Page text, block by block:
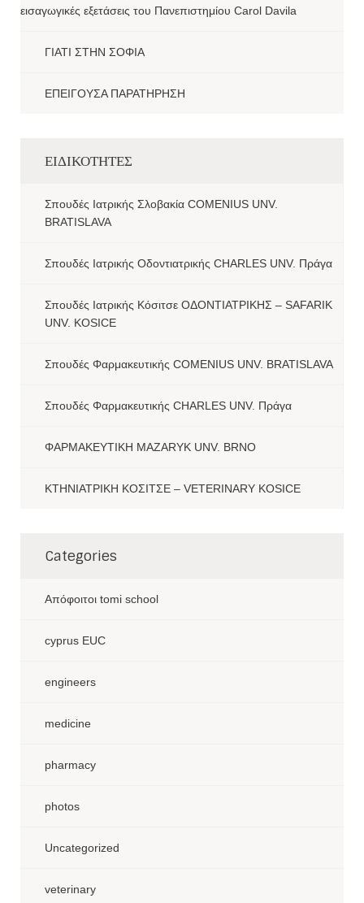
εισαγωγικές εξετάσεις του Πανεπιστημίου Carol Davila
ΓΙΑΤΙ ΣΤΗΝ ΣΟΦΙΑ
ΕΠΕΙΓΟΥΣΑ ΠΑΡΑΤΗΡΗΣΗ
ΕΙΔΙΚΟΤΗΤΕΣ
Σπουδές Ιατρικής Σλοβακία COMENIUS UNV.
BRATISLAVA
Σπουδές Ιατρικής Οδοντιατρικής CHARLES UNV. Πράγα
Σπουδές Ιατρικής Κόσιτσε ΟΔΟΝΤΙΑΤΡΙΚΗΣ – SAFARIK
UNV. KOSICE
Σπουδές Φαρμακευτικής COMENIUS UNV. BRATISLAVA
Σπουδές Φαρμακευτικής CHARLES UNV. Πράγα
ΦΑΡΜΑΚΕΥΤΙΚΗ MAZARYK UNV. BRNO
ΚΤΗΝΙΑΤΡΙΚΗ ΚΟΣΙΤΣΕ – VETERINARY KOSICE
Categories
Aπόφοιτοι tomi school
cyprus EUC
engineers
medicine
pharmacy
photos
Uncategorized
veterinary